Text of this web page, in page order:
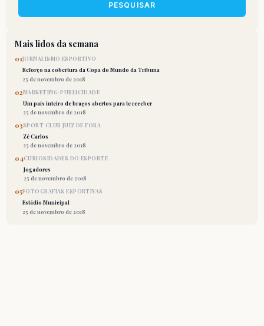
PESQUISAR
Mais lidos da semana
01 JORNALISMO ESPORTIVO
Reforço na cobertura da Copa do Mundo da Tribuna
25 de novembro de 2018
02MARKETING-PUBLICIDADE
Um país inteiro de braços abertos para te receber
25 de novembro de 2018
03SPORT CLUB JUIZ DE FORA
Zé Carlos
25 de novembro de 2018
04CURIOSIDADES DO ESPORTE
Jogadores
25 de novembro de 2018
05FOTOGRAFIAS ESPORTIVAS
Estádio Municipal
25 de novembro de 2018